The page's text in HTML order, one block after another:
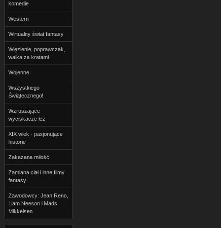
komedie
Western
Wirtualny świat fantasy
Więzienie, poprawczak,
walka za kratami
Wojenne
Wszystkiego
Świątecznego!
Wzruszające
wyciskacze łez
XIX wiek - pasjonujące
historie
Zakazana miłość
Zamiana ciał i inne filmy
fantasy
Zawodowcy: Jean Reno,
Liam Neeson i Mads
Mikkelsen